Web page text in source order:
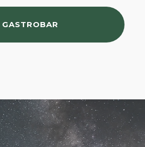
GASTROBAR